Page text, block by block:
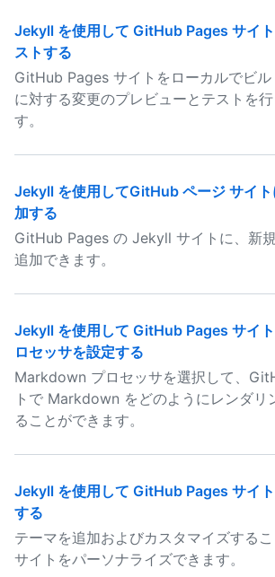
Jekyll を使用して GitHub Pages サイ
ストする
GitHub Pages サイトをローカルでビル
に対する変更のプレビューとテストを
す。
Jekyll を使用してGitHub ページ サイ
加する
GitHub Pages の Jekyll サイトに、新
追加できます。
Jekyll を使用して GitHub Pages サイ
ロセッサを設定する
Markdown プロセッサを選択して、
トで Markdown をどのようにレンダリ
ることができます。
Jekyll を使用して GitHub Pages サイ
する
テーマを追加およびカスタマイズする
サイトをパーソナライズできます。